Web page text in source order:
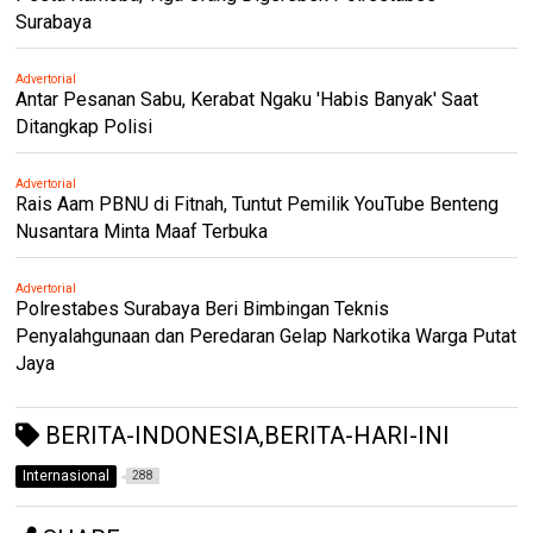
Surabaya
Advertorial
Antar Pesanan Sabu, Kerabat Ngaku 'Habis Banyak' Saat
Ditangkap Polisi
Advertorial
Rais Aam PBNU di Fitnah, Tuntut Pemilik YouTube Benteng
Nusantara Minta Maaf Terbuka
Advertorial
Polrestabes Surabaya Beri Bimbingan Teknis
Penyalahgunaan dan Peredaran Gelap Narkotika Warga Putat
Jaya
BERITA-INDONESIA,BERITA-HARI-INI
Internasional 288